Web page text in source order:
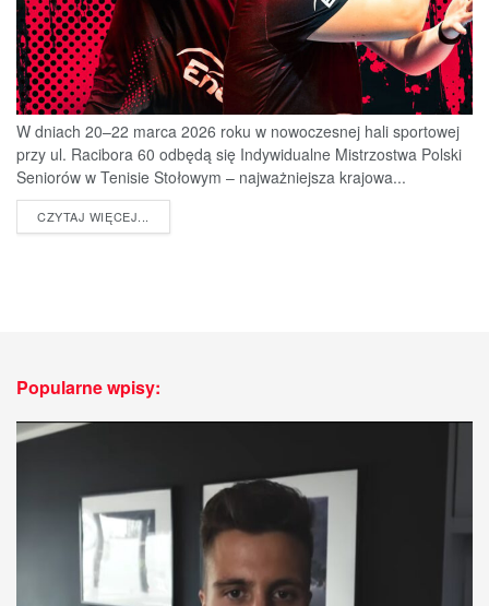
W dniach 20–22 marca 2026 roku w nowoczesnej hali sportowej
przy ul. Racibora 60 odbędą się Indywidualne Mistrzostwa Polski
Seniorów w Tenisie Stołowym – najważniejsza krajowa...
CZYTAJ WIĘCEJ...
Popularne wpisy: